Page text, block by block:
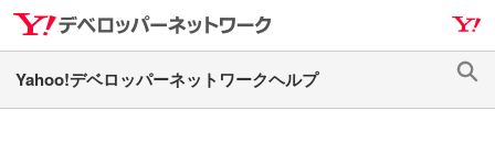
ナ
ビ
ゲ
ー
メ
イ
ン
コ